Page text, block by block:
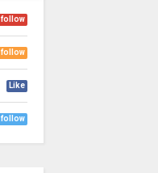
follow
follow
Like
follow